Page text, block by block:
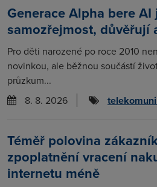
Generace Alpha bere AI
samozřejmost, důvěřují
Pro děti narozené po roce 2010
novinkou, ale běžnou součástí
průzkum...
8. 8. 2026
Téměř polovina
zpoplatnění vracení
internetu méně